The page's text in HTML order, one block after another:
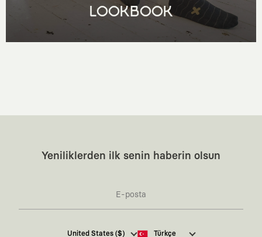
LOOKBOOK
Yeniliklerden ilk senin haberin olsun
Kaft Tasarım Tekstil Sanayi ve Ticaret Anonim
United States ($) Türkçe